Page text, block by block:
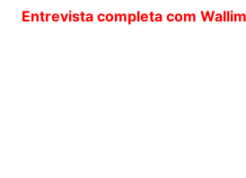
Entrevista completa com